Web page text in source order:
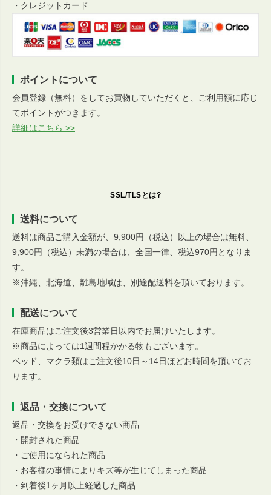
・クレジットカード
ポイントについて
会員登録（無料）をしてお買物していただくと、ご利用額に応じ
てポイントがつきます。
詳細はこちら >>
SSL/TLSとは?
送料について
送料は商品ご購入金額が、9,900円（税込）以上の場合は無料、
9,900円（税込）未満の場合は、全国一律、税込970円となりま
す。
※沖縄、北海道、離島地域は、別途配送料を頂いております。
配送について
在庫商品はご注文後3営業日以内でお届けいたします。
※商品によっては1週間程かかる物もございます。
ベッド、マクラ類はご注文後10日～14日ほどお時間を頂いてお
ります。
返品・交換について
返品・交換をお受けできない商品
・開封された商品
・ご使用になられた商品
・お客様の事情によりキズ等が生じてしまった商品
・到着後1ヶ月以上経過した商品